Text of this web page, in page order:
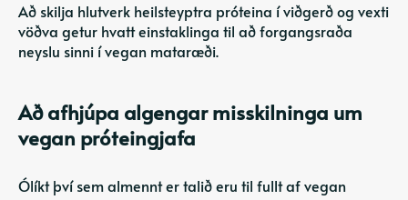
Að skilja hlutverk heilsteyptra próteina í viðgerð og vexti
vöðva getur hvatt einstaklinga til að forgangsraða
neyslu sinni í vegan mataræði.
Að afhjúpa algengar misskilninga um
vegan próteingjafa
Ólíkt því sem almennt er talið eru til fullt af vegan